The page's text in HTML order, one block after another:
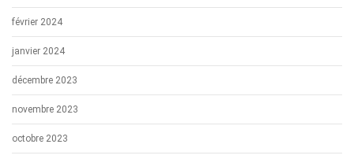
février 2024
janvier 2024
décembre 2023
novembre 2023
octobre 2023